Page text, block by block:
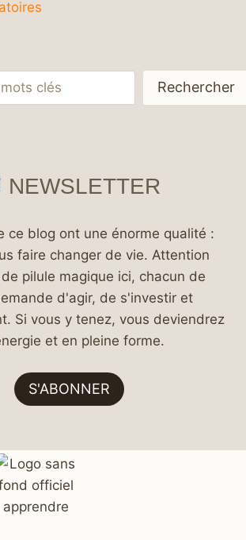
Rechercher
NEWSLETTER
ce blog ont une énorme qualité :
faire changer de vie. Attention
pilule magique ici, chacun de
d'agir, de s'investir et
Si vous y tenez, vous deviendrez
et en pleine forme.
S'ABONNER